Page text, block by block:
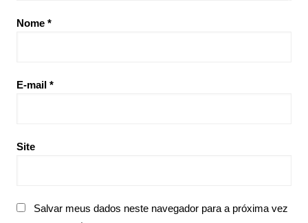
Nome *
E-mail *
Site
Salvar meus dados neste navegador para a próxima vez